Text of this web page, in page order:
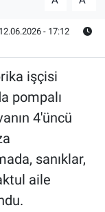
12.06.2026 - 17:12
işçisi
pompalı
4'üncü
sanıklar,
aile